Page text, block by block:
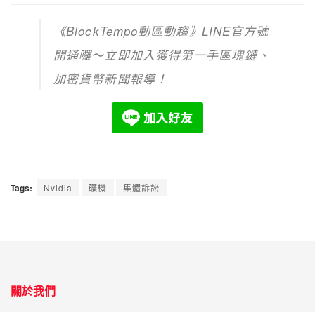
《BlockTempo動區動趨》 LINE官方號
開通囉～立即加入獲得第一手區塊鏈、
加密貨幣新聞報導！
Tags: Nvidia 礦機 集體訴訟
關於我們